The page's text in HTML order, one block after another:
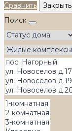
Сравнить
Закрыть
Поиск